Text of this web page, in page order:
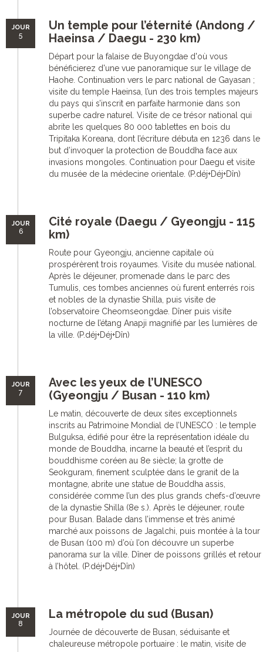
JOUR
5
Un temple pour l’éternité (Andong /
Haeinsa / Daegu - 230 km)
Départ pour la falaise de Buyongdae d'où vous
bénéficierez d'une vue panoramique sur le village de
Haohe. Continuation vers le parc national de Gayasan ;
visite du temple Haeinsa, l’un des trois temples majeurs
du pays qui s’inscrit en parfaite harmonie dans son
superbe cadre naturel. Visite de ce trésor national qui
abrite les quelques 80 000 tablettes en bois du
Tripitaka Koreana, dont l’écriture débuta en 1236 dans le
but d’invoquer la protection de Bouddha face aux
invasions mongoles. Continuation pour Daegu et visite
du musée de la médecine orientale. (P.déj+Déj+Dîn)
JOUR
6
Cité royale (Daegu / Gyeongju - 115
km)
Route pour Gyeongju, ancienne capitale où
prospérèrent trois royaumes. Visite du musée national.
Après le déjeuner, promenade dans le parc des
Tumulis, ces tombes anciennes où furent enterrés rois
et nobles de la dynastie Shilla, puis visite de
l’observatoire Cheomseongdae. Dîner puis visite
nocturne de l’étang Anapji magnifié par les lumières de
la ville. (P.déj+Déj+Dîn)
JOUR
7
Avec les yeux de l’UNESCO
(Gyeongju / Busan - 110 km)
Le matin, découverte de deux sites exceptionnels
inscrits au Patrimoine Mondial de l’UNESCO : le temple
Bulguksa, édifié pour être la représentation idéale du
monde de Bouddha, incarne la beauté et l’esprit du
bouddhisme coréen au 8e siècle; la grotte de
Seokguram, finement sculptée dans le granit de la
montagne, abrite une statue de Bouddha assis,
considérée comme l’un des plus grands chefs-d’œuvre
de la dynastie Shilla (8e s.). Après le déjeuner, route
pour Busan. Balade dans l’immense et très animé
marché aux poissons de Jagalchi, puis montée à la tour
de Busan (100 m) d’où l’on découvre un superbe
panorama sur la ville. Dîner de poissons grillés et retour
à l’hôtel. (P.déj+Déj+Dîn)
JOUR
8
La métropole du sud (Busan)
Journée de découverte de Busan, séduisante et
chaleureuse métropole portuaire : le matin, visite de